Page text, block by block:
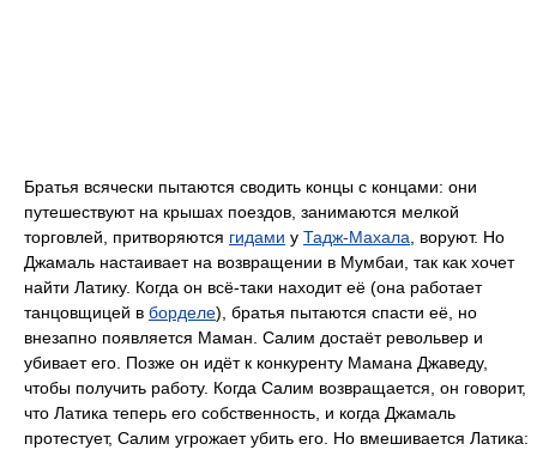
Братья всячески пытаются сводить концы с концами: они
путешествуют на крышах поездов, занимаются мелкой
торговлей, притворяются гидами у Тадж-Махала , воруют. Но
Джамаль настаивает на возвращении в Мумбаи, так как хочет
найти Латику. Когда он всё-таки находит её (она работает
танцовщицей в борделе), братья пытаются спасти её, но
внезапно появляется Маман. Салим достаёт револьвер и
убивает его. Позже он идёт к конкуренту Мамана Джаведу,
чтобы получить работу. Когда Салим возвращается, он говорит,
что Латика теперь его собственность, и когда Джамаль
протестует, Салим угрожает убить его. Но вмешивается Латика: